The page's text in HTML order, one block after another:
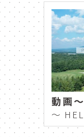
新富良野プリンスホテル 冬
Shin Furano Prince Hotel Winter